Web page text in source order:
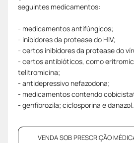
seguintes medicamentos:
- medicamentos antifúngicos;
- inibidores da protease do HIV;
- certos inibidores da protease do
- certos antibióticos, como
telitromicina;
- antidepressivo nefazodona;
- medicamentos contendo
- genfibrozila; ciclosporina e danazol.
VENDA SOB PRESCRIÇÃO